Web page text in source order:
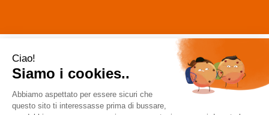
CELIACHIAMO.COM SRL
- VIA DELLA MAGLIANA, 183 00146
Roma (RM)
staff @ celiachiamo.com
| Tel.: 065506174| P.Iva:
10901621002 | Numero R.E.A.: 1212664